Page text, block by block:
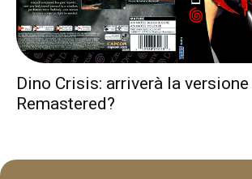
Dino Crisis: arriverà la versione
Remastered?